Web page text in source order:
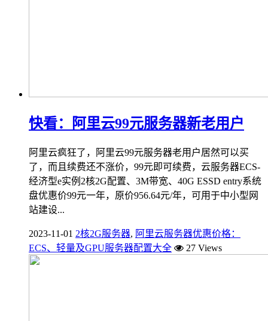
快看：阿里云99元服务器新老用户
阿里云疯狂了，阿里云99元服务器老用户居然可以买
了，而且续费还不涨价，99元即可续费，云服务器ECS-
经济型e实例2核2G配置、3M带宽、40G ESSD entry系统
盘优惠价99元一年，原价956.64元/年，可用于中小型网
站建设...
2023-11-01 2核2G服务器, 阿里云服务器优惠价格：
ECS、轻量及GPU服务器配置大全
27 Views